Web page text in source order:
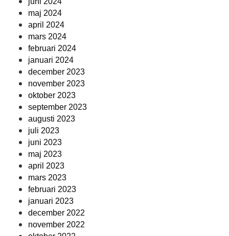
maj 2024
april 2024
mars 2024
februari 2024
januari 2024
december 2023
november 2023
oktober 2023
september 2023
augusti 2023
juli 2023
juni 2023
maj 2023
april 2023
mars 2023
februari 2023
januari 2023
december 2022
november 2022